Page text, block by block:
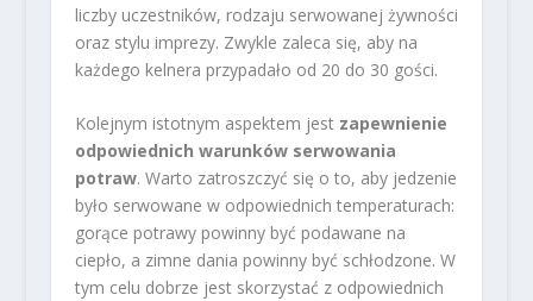
liczby uczestników, rodzaju serwowanej żywności
oraz stylu imprezy. Zwykle zaleca się, aby na
każdego kelnera przypadało od 20 do 30 gości.
Kolejnym istotnym aspektem jest zapewnienie
odpowiednich warunków serwowania
potraw. Warto zatroszczyć się o to, aby jedzenie
było serwowane w odpowiednich temperaturach:
gorące potrawy powinny być podawane na
ciepło, a zimne dania powinny być schłodzone. W
tym celu dobrze jest skorzystać z odpowiednich